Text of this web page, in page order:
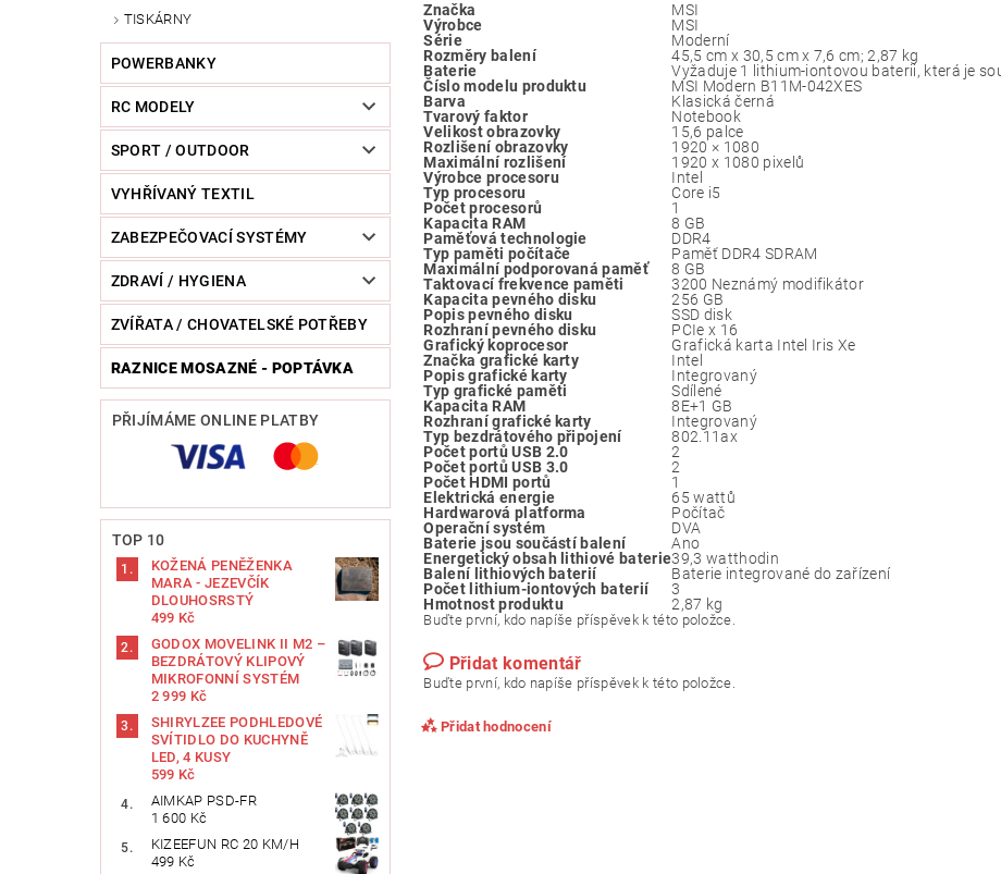
TISKÁRNY
POWERBANKY
RC MODELY
SPORT / OUTDOOR
VYHŘÍVANÝ TEXTIL
ZABEZPEČOVACÍ SYSTÉMY
ZDRAVÍ / HYGIENA
ZVÍŘATA / CHOVATELSKÉ POTŘEBY
RAZNICE MOSAZNÉ - POPTÁVKA
PŘIJÍMÁME ONLINE PLATBY
TOP 10
KOŽENÁ PENĚŽENKA
MARA - JEZEVČÍK
DLOUHOSRSTÝ
499 Kč
GODOX MOVELINK II M2 –
BEZDRÁTOVÝ KLIPOVÝ
MIKROFONNÍ SYSTÉM
2 999 Kč
SHIRYLZEE PODHLEDOVÉ
SVÍTIDLO DO KUCHYNĚ
LED, 4 KUSY
599 Kč
AIMKAP ‎PSD-FR
1 600 Kč
KIZEEFUN RC 20 KM/H
499 Kč
Značka
MSI
Výrobce
MSI
Série
Moderní
Rozměry balení
‎45,5 cm x 30,5 cm x 7,6 cm; 2,87 kg
Baterie
Vyžaduje 1 lithium-iontovou baterii, která je
Číslo modelu produktu
MSI Modern B11M-042XES
Barva
Klasická černá
Tvarový faktor
Notebook
Velikost obrazovky
15,6 palce
Rozlišení obrazovky
1920 × 1080
Maximální rozlišení
1920 x 1080 pixelů
Výrobce procesoru
Intel
Typ procesoru
Core i5
Počet procesorů
1
Kapacita RAM
8 GB
Paměťová technologie
DDR4
Typ paměti počítače
Paměť DDR4 SDRAM
Maximální podporovaná paměť
8 GB
Taktovací frekvence paměti
3200 Neznámý modifikátor
Kapacita pevného disku
256 GB
Popis pevného disku
SSD disk
Rozhraní pevného disku
PCIe x 16
Grafický koprocesor
Grafická karta Intel Iris Xe
Značka grafické karty
Intel
Popis grafické karty
Integrovaný
Typ grafické paměti
Sdílené
Kapacita RAM
8E+1 GB
Rozhraní grafické karty
Integrovaný
Typ bezdrátového připojení
802.11ax
Počet portů USB 2.0
2
Počet portů USB 3.0
2
Počet HDMI portů
1
Elektrická energie
65 wattů
Hardwarová platforma
Počítač
Operační systém
DVA
Baterie jsou součástí balení
Ano
Energetický obsah lithiové baterie39,3 watthodin
Balení lithiových baterií
Baterie integrované do zařízení
Počet lithium-iontových baterií
3
Hmotnost produktu
2,87 kg
Buďte první, kdo napíše příspěvek k této položce.
Přidat komentář
Buďte první, kdo napíše příspěvek k této položce.
Přidat hodnocení